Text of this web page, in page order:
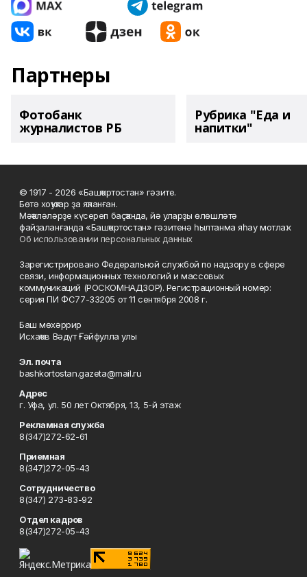
Партнеры
Фотобанк
журналистов РБ
Рубрика "Еда и
напитки"
© 1917 - 2026 «Башҡортостан» гәзите.
Бөтә хоҡуҡтар ҙа яҡланған.
Мәҡәләләрҙе күсереп баҫҡанда, йә уларҙы өлөшләтә
файҙаланғанда «Башҡортостан» гәзитенә һылтанма яһау мотлаҡ.
Об использовании персональных данных
Зарегистрировано Федеральной службой по надзору в сфере
связи, информационных технологий и массовых
коммуникаций (РОСКОМНАДЗОР). Регистрационный номер:
серия ПИ ФС77-33205 от 11 сентября 2008 г.
Баш мөхәррир
Исхаҡов Вәдүт Ғәйфулла улы
Эл. почта
bashkortostan.gazeta@mail.ru
Адрес
г. Уфа, ул. 50 лет Октября, 13, 5-й этаж
Рекламная служба
8(347)272-62-61
Приемная
8(347)272-05-43
Сотрудничество
8(347) 273-83-92
Отдел кадров
8(347)272-05-43